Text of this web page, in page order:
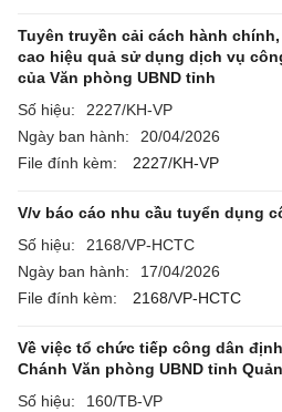
Tuyên truyền cải cách hành
cao hiệu quả sử dụng dịch vụ
của Văn phòng UBND tỉnh
Số hiệu:
2227/KH-VP
Ngày ban hành:
20/04/2026
File đính kèm:
2227/KH-VP
V/v báo cáo nhu cầu tuyển dụng
Số hiệu:
2168/VP-HCTC
Ngày ban hành:
17/04/2026
File đính kèm:
2168/VP-HCTC
Về việc tổ chức tiếp công dân
Chánh Văn phòng UBND tỉnh
Số hiệu:
160/TB-VP